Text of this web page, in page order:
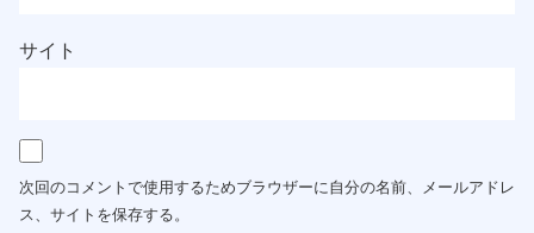
サイト
次回のコメントで使用するためブラウザーに自分の名前、メールアドレ
ス、サイトを保存する。